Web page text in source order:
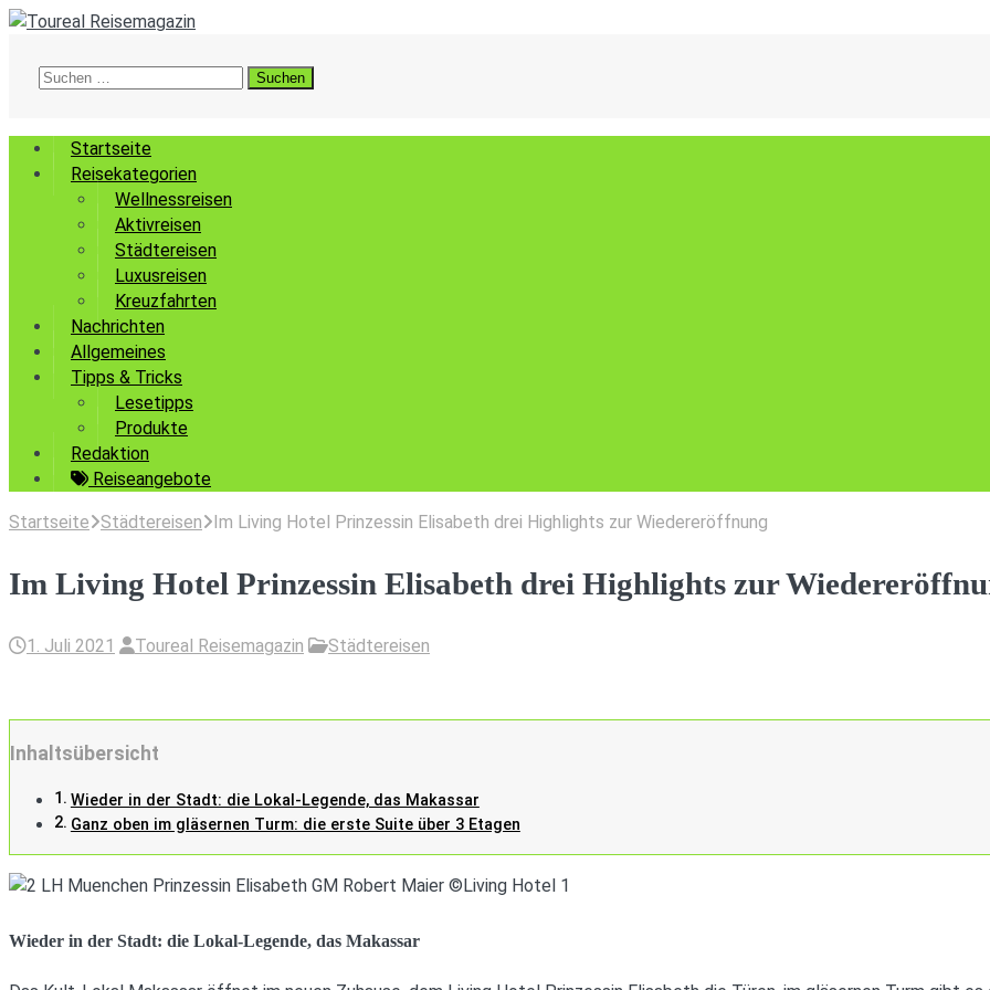
Suchen
Startseite
Reisekategorien
Wellnessreisen
Aktivreisen
Städtereisen
Luxusreisen
Kreuzfahrten
Nachrichten
Allgemeines
Tipps & Tricks
Lesetipps
Produkte
Redaktion
Reiseangebote
Startseite Städtereisen Im Living Hotel Prinzessin Elisabeth drei Highlights zur Wiedereröffnung
Im Living Hotel Prinzessin Elisabeth drei Highlights zur
1. Juli 2021 Toureal Reisemagazin Städtereisen
Inhaltsübersicht
Wieder in der Stadt: die Lokal-Legende, das Makassar
Ganz oben im gläsernen Turm: die erste Suite über 3 Etagen
Wieder in der Stadt: die Lokal-Legende, das Makassar